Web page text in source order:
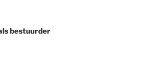
bestuurder